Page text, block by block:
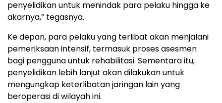
penyelidikan untuk menindak para pelaku hingga ke
akarnya,” tegasnya.
Ke depan, para pelaku yang terlibat akan menjalani
pemeriksaan intensif, termasuk proses asesmen
bagi pengguna untuk rehabilitasi. Sementara itu,
penyelidikan lebih lanjut akan dilakukan untuk
mengungkap keterlibatan jaringan lain yang
beroperasi di wilayah ini.